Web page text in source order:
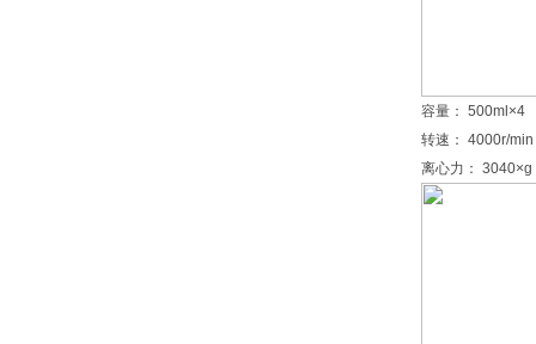
容量： 500ml×4
转速： 4000r/min
离心力： 3040×g